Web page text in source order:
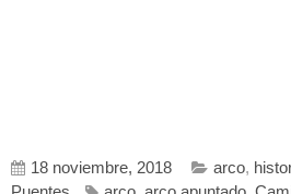
18 noviembre, 2018 arco,